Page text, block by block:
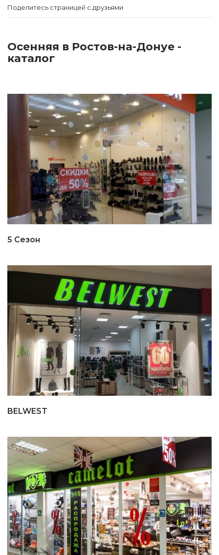
Поделитесь страницей с друзьями
Осенняя в Ростов-на-Донуе -
каталог
5 Сезон
BELWEST